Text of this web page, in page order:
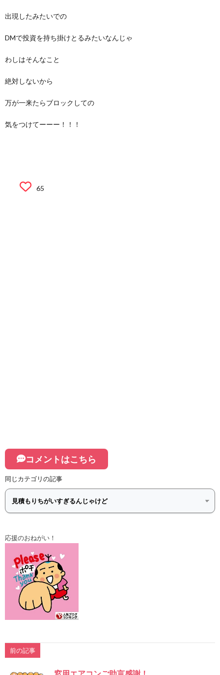
出現したみたいでの
DMで投資を持ち掛けとるみたいなんじゃ
わしはそんなこと
絶対しないから
万が一来たらブロックしての
気をつけてーーー！！！
65
コメントはこちら
同じカテゴリの記事
応援のおねがい！
前の記事